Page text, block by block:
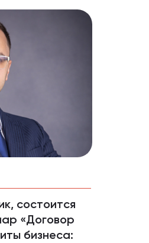
состоится
«Договор
бизнеса: